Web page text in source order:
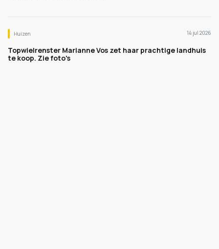
Huizen 14 jul 2026
Topwielrenster Marianne Vos zet haar prachtige landhuis
te koop. Zie foto's